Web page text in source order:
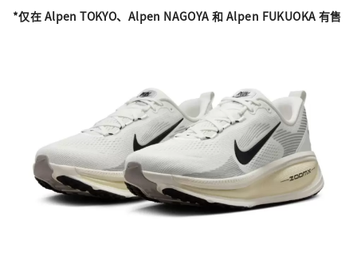
*仅在 Alpen TOKYO、Alpen NAGOYA 和 Alpen FUKUOKA 有售